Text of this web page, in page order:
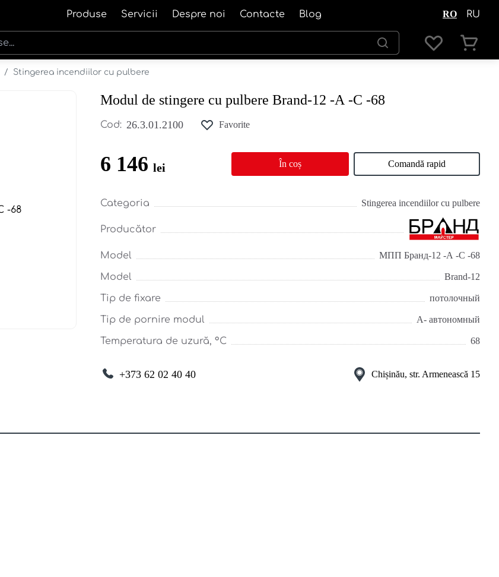
Produse Servicii Despre noi Contacte Blog RO RU
/ Stingerea incendiilor cu pulbere
Modul de stingere cu pulbere Brand-12 -А -С -68
Cod: 26.3.01.2100 Favorite
6 146 lei În coș Comandă rapid
Categoria Stingerea incendiilor cu pulbere
Producător
Model МПП Бранд-12 -А -С -68
Model Brand-12
Tip de fixare потолочный
Tip de pornire modul А- автономный
Temperatura de uzură, °С 68
+373 62 02 40 40 Chișinău, str. Armenească 15